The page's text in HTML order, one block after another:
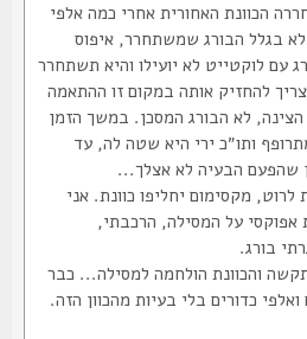
האחורית אחרי כמה אלפי
הבורג שמשתחרר, איפוס
לוקטייט לא יועילו והיא תשתחרר
אותה במקום זו ההתאמה
לא הבורג המסכן. במשך הזמן
ותו״כ ירי היא שטה לה, עד
הבעיה לא אצלך...
מקסימום יחליפו כוונת. אני
על המסילה, הרכבתי,
והכוונת הולחמה למסילה... כבר
כדורים בלי בעיות מהכוון הזה.